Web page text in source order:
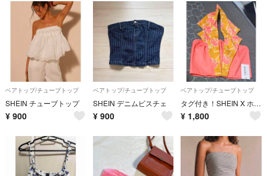
ベアトップ/チューブトップ
SHEIN チューブトップ
¥ 900
ベアトップ/チューブトップ
SHEIN デニムビスチェ
¥ 900
ベアトップ/チューブトップ
タグ付き！SHEIN X ホルターネックチューブトップ
¥ 1,800